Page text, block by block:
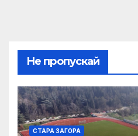
Не пропускай
СТАРА ЗАГОРА